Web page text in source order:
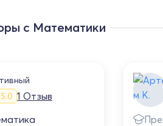
с Математики
5.0 1 Отзыв